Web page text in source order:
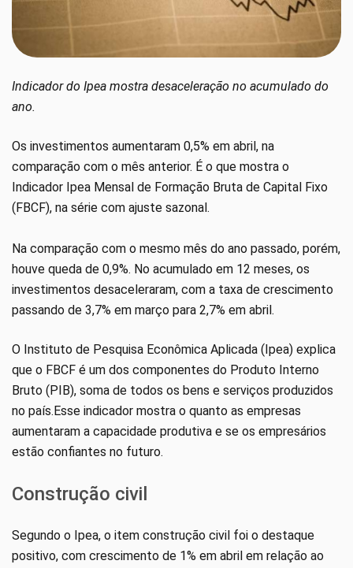
Indicador do Ipea mostra desaceleração no acumulado do
ano.
Os investimentos aumentaram 0,5% em abril, na
comparação com o mês anterior. É o que mostra o
Indicador Ipea Mensal de Formação Bruta de Capital Fixo
(FBCF), na série com ajuste sazonal.
Na comparação com o mesmo mês do ano passado, porém,
houve queda de 0,9%. No acumulado em 12 meses, os
investimentos desaceleraram, com a taxa de crescimento
passando de 3,7% em março para 2,7% em abril.
O Instituto de Pesquisa Econômica Aplicada (Ipea) explica
que o FBCF é um dos componentes do Produto Interno
Bruto (PIB), soma de todos os bens e serviços produzidos
no país.Esse indicador mostra o quanto as empresas
aumentaram a capacidade produtiva e se os empresários
estão confiantes no futuro.
Construção civil
Segundo o Ipea, o item construção civil foi o destaque
positivo, com crescimento de 1% em abril em relação ao